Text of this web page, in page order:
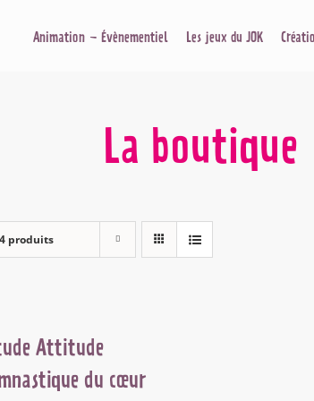
Animation – Évènementiel Les jeux du JOK
La boutique
produits
Attitude
du cœur